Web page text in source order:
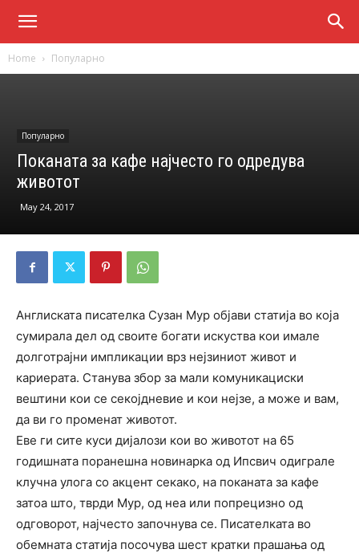
Home Популарно
Популарно
Поканата за кафе најчесто го одредува
животот
May 24, 2017
Англиската писателка Сузан Мур објави статија во која
сумирала дел од своите богати искуства кои имале
долготрајни импликации врз нејзиниот живот и
кариерата. Станува збор за мали комуникациски
вештини кои се секојдневие и кои нејзе, а може и вам,
да ви го променат животот.
Еве ги сите куси дијалози кои во животот на 65
годишната поранешна новинарка од Ипсвич одиграле
клучна улога со акцент секако, на поканата за кафе
затоа што, тврди Мур, од неа или попрецизно од
одговорот, најчесто започнува се. Писателката во
обемната статија посочува шест кратки прашања од